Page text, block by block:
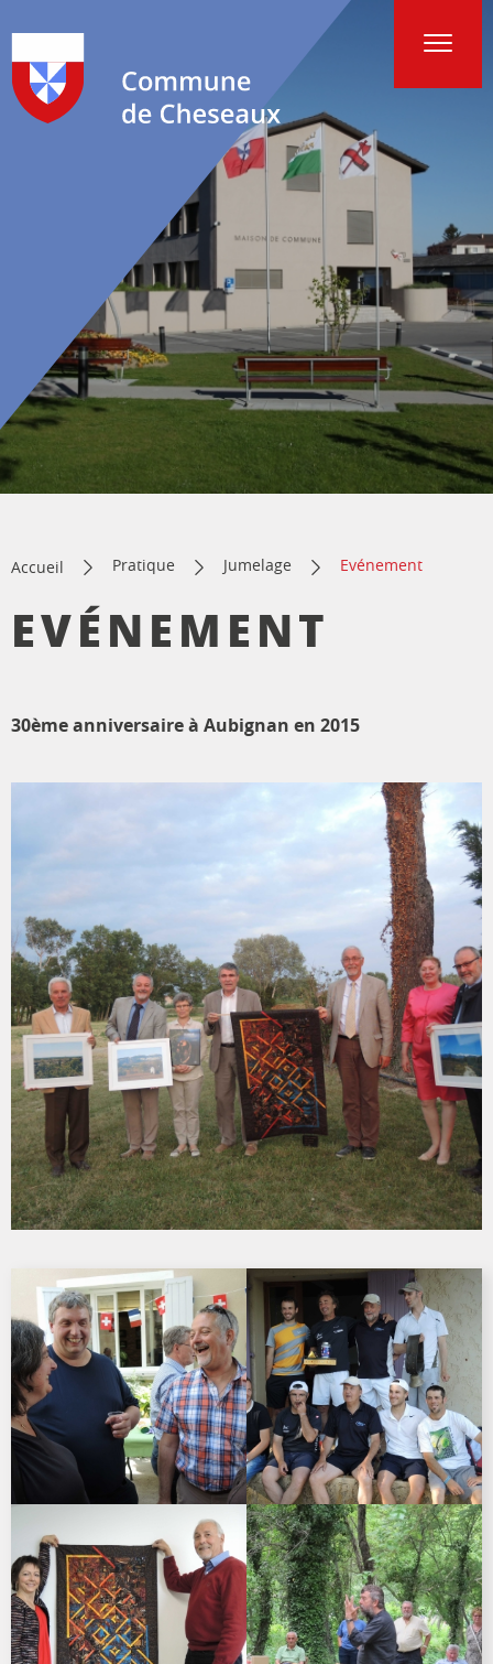
Accueil Pratique Jumelage Evénement
EVÉNEMENT
30ème anniversaire à Aubignan en 2015